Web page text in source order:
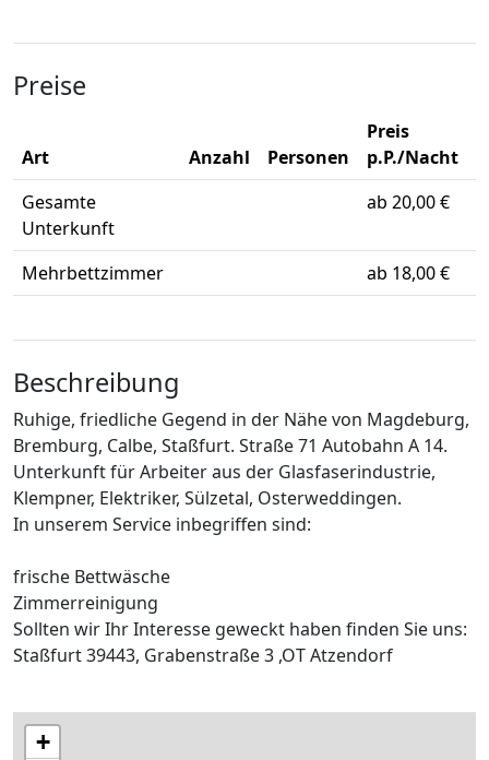
Preise
Art Anzahl Personen
Preis
p.P./Nacht
Gesamte
Unterkunft
ab 20,00 €
Mehrbettzimmer ab 18,00 €
Beschreibung
Ruhige, friedliche Gegend in der Nähe von Magdeburg,
Bremburg, Calbe, Staßfurt. Straße 71 Autobahn A 14.
Unterkunft für Arbeiter aus der Glasfaserindustrie,
Klempner, Elektriker, Sülzetal, Osterweddingen.
In unserem Service inbegriffen sind:
frische Bettwäsche
Zimmerreinigung
Sollten wir Ihr Interesse geweckt haben finden Sie uns:
Staßfurt 39443, Grabenstraße 3 ,OT Atzendorf
+